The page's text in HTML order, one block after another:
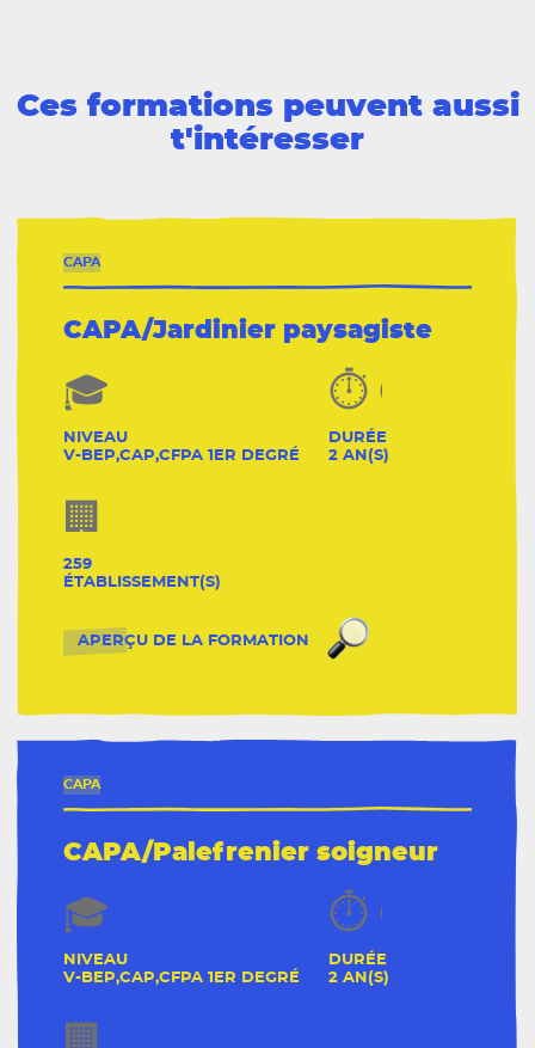
Ces formations peuvent aussi
t'intéresser
CAPA
CAPA/Jardinier paysagiste
NIVEAU
V-BEP,CAP,CFPA 1ER DEGRÉ
DURÉE
2 AN(S)
259
ÉTABLISSEMENT(S)
APERÇU DE LA FORMATION CAPA/Jardinier
CAPA
CAPA/Palefrenier soigneur
NIVEAU
V-BEP,CAP,CFPA 1ER DEGRÉ
DURÉE
2 AN(S)